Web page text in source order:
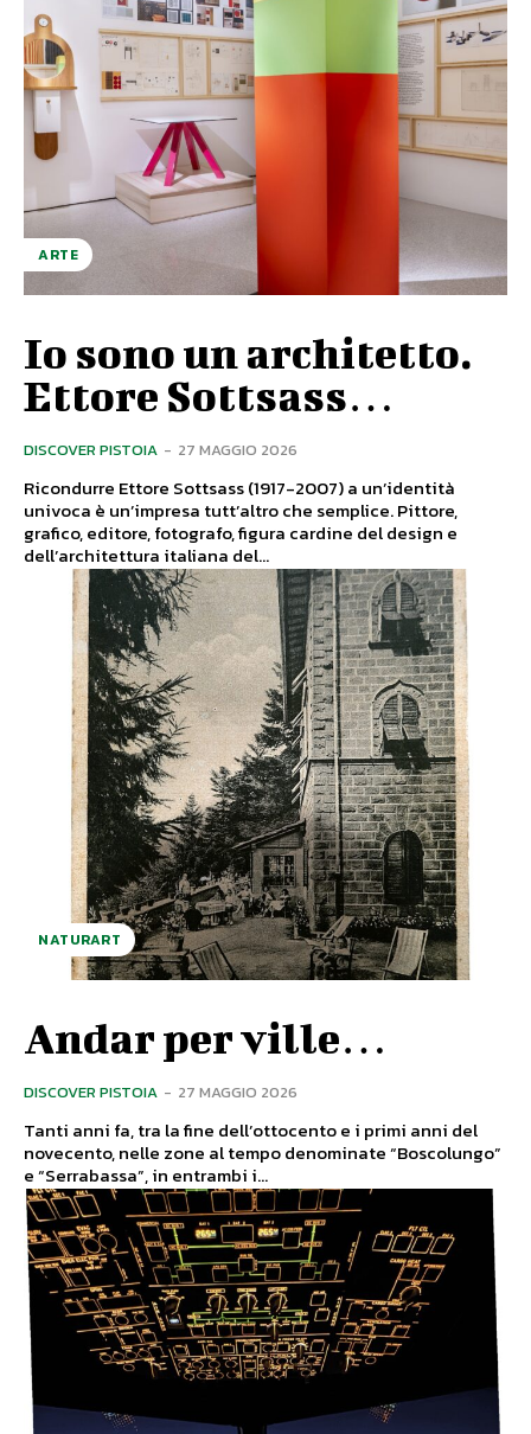
ARTE
Io sono un architetto.
Ettore Sottsass…
DISCOVER PISTOIA - 27 MAGGIO 2026
Ricondurre Ettore Sottsass (1917-2007) a un’identità
univoca è un’impresa tutt’altro che semplice. Pittore,
grafico, editore, fotografo, figura cardine del design e
dell’architettura italiana del...
NATURART
Andar per ville…
DISCOVER PISTOIA - 27 MAGGIO 2026
Tanti anni fa, tra la fine dell’ottocento e i primi anni del
novecento, nelle zone al tempo denominate “Boscolungo”
e “Serrabassa”, in entrambi i...